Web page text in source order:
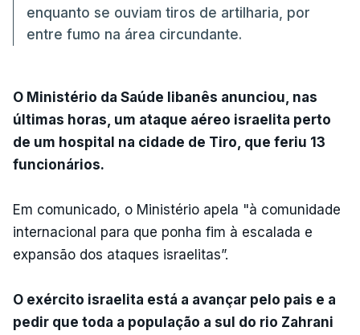
enquanto se ouviam tiros de artilharia, por
entre fumo na área circundante.
O Ministério da Saúde libanês anunciou, nas
últimas horas, um ataque aéreo israelita perto
de um hospital na cidade de Tiro, que feriu 13
funcionários.
Em comunicado, o Ministério apela "à comunidade
internacional para que ponha fim à escalada e
expansão dos ataques israelitas”.
O exército israelita está a avançar pelo pais e a
pedir que toda a população a sul do rio Zahrani